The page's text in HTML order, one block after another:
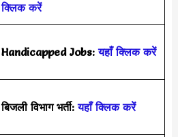
क्लिक करें
Handicapped Jobs:यहाँ क्लिक करें
बिजली विभाग भर्ती:यहाँ क्लिक करें